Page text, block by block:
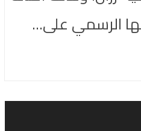
الرسمي على...